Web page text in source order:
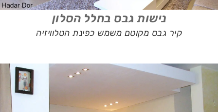
נישות גבס בחלל הסלון
קיר גבס מקוטם משמש כפינת הטלוויזיה